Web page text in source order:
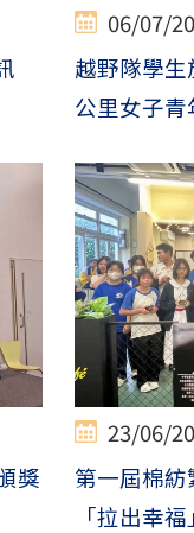
06/07/
越野隊學
公里女子
獎
23/06/
第一屆棉
「拉出幸